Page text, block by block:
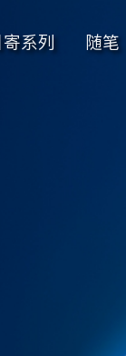
寄系列 随笔